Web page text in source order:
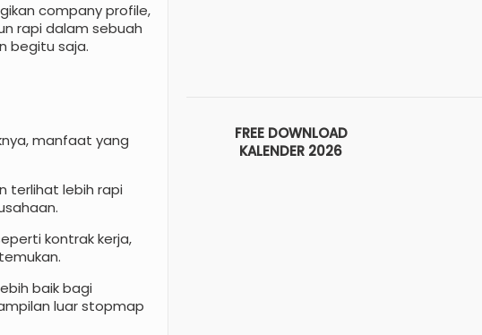
company profile,
rapi dalam sebuah
begitu saja.
manfaat yang
terlihat lebih rapi
kontrak kerja,
baik bagi
luar stopmap
FREE DOWNLOAD
KALENDER 2026